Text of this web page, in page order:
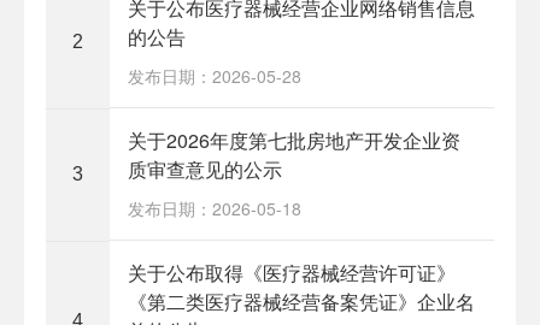
2
关于公布医疗器械经营企业网络销售信息
的公告
发布日期：2026-05-28
3
关于2026年度第七批房地产开发企业资
质审查意见的公示
发布日期：2026-05-18
4
关于公布取得《医疗器械经营许可证》
《第二类医疗器械经营备案凭证》企业名